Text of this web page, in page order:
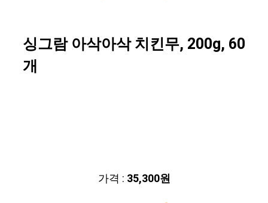
싱그람 아삭아삭 치킨무, 200g, 60
개
가격 : 35,300원